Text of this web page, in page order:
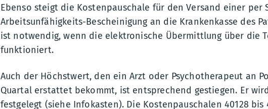
Ebenso steigt die Kostenpauschale für den Versand einer per
Arbeitsunfähigkeits-Bescheinigung an die Krankenkasse des
ist notwendig, wenn die elektronische Übermittlung über die
funktioniert.
Auch der Höchstwert, den ein Arzt oder Psychotherapeut an
Quartal erstattet bekommt, ist entsprechend gestiegen. Er
festgelegt (siehe Infokasten). Die Kostenpauschalen 40128 bis